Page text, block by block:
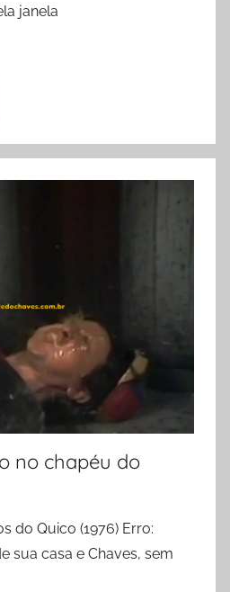
janela
no chapéu do
do Quico (1976) Erro:
sua casa e Chaves, sem